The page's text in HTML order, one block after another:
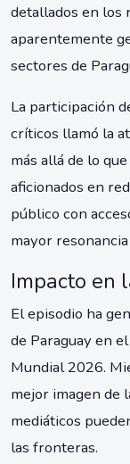
detallados en los
aparentemente
sectores de
La participación
críticos llamó la
más allá de lo
aficionados en
público con
mayor
Impacto en
El episodio ha
de Paraguay en
Mundial 2026.
mejor imagen de
mediáticos
las fronteras.